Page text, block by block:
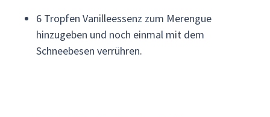
6 Tropfen Vanilleessenz zum Merengue
hinzugeben und noch einmal mit dem
Schneebesen verrühren.